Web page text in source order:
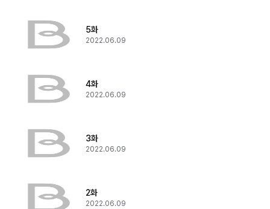
5화
2022.06.09
4화
2022.06.09
3화
2022.06.09
2화
2022.06.09